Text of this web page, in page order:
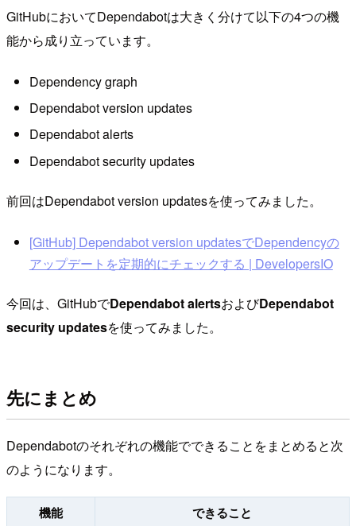
GitHubにおいてDependabotは大きく分けて以下の4つの機
能から成り立っています。
Dependency graph
Dependabot version updates
Dependabot alerts
Dependabot security updates
前回はDependabot version updatesを使ってみました。
[GitHub] Dependabot version updatesでDependencyの
アップデートを定期的にチェックする | DevelopersIO
今回は、GitHubでDependabot alertsおよびDependabot
security updatesを使ってみました。
先にまとめ
Dependabotのそれぞれの機能でできることをまとめると次
のようになります。
機能 できること